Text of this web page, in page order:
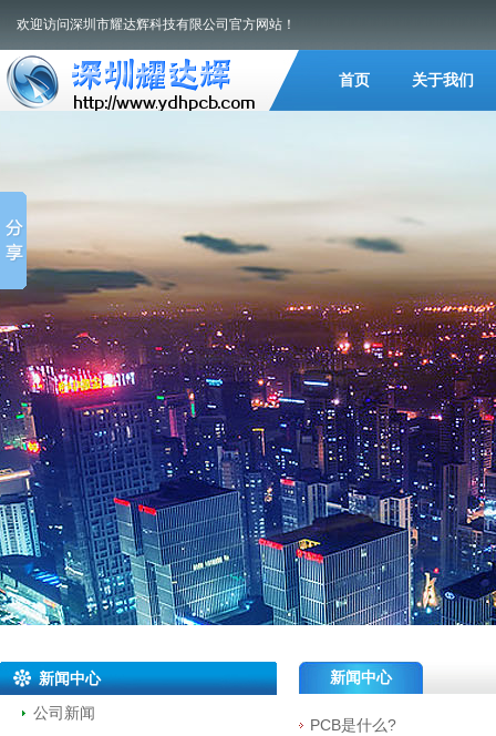
欢迎访问深圳市耀达辉科技有限公司官方网站！
首页 关于我们
新闻中心
公司新闻
新闻中心
PCB是什么?